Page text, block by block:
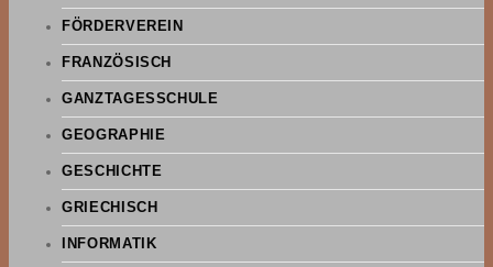
FÖRDERVEREIN
FRANZÖSISCH
GANZTAGESSCHULE
GEOGRAPHIE
GESCHICHTE
GRIECHISCH
INFORMATIK